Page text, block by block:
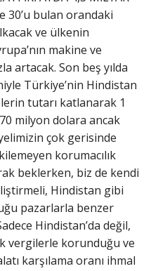
30’u bulan orandaki
ve ülkenin
makine ve
artacak. Son beş yılda
Türkiye’nin Hindistan
tutarı katlanarak 1
milyon dolara ancak
çok gerisinde
korumacılık
beklerken, biz de kendi
Hindistan gibi
pazarlarla benzer
Hindistan’da değil,
vergilerle korunduğu ve
karşılama oranı ihmal